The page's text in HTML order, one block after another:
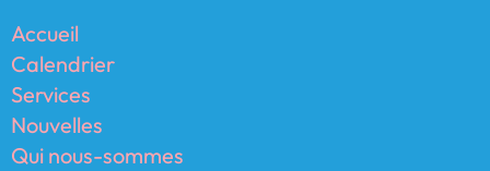
Accueil
Calendrier
Services
Nouvelles
Qui nous-sommes